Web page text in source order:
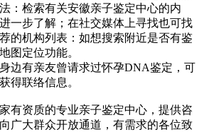
：检索有关安徽亲子鉴定中心的内
一步了解；在社交媒体上寻找也可找
的机构列表：如想搜索附近是否有鉴
图定位功能。
边有亲友曾请求过怀孕DNA鉴定，可
得联络信息。
有资质的专业亲子鉴定中心，提供咨
广大群众开放通道，有需求的各位致